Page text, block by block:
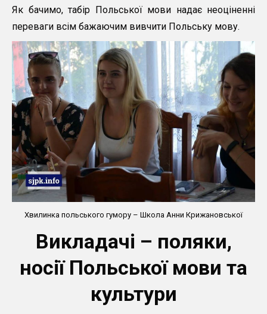
Як бачимо, табір Польської мови надає неоціненні
переваги всім бажаючим вивчити Польську мову.
Хвилинка польського гумору – Школа Анни Крижановської
Викладачі – поляки,
носії Польської мови та
культури